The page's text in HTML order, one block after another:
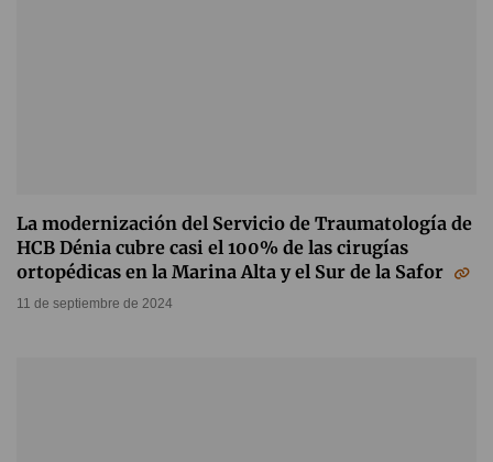
La modernización del Servicio de Traumatología de
HCB Dénia cubre casi el 100% de las cirugías
ortopédicas en la Marina Alta y el Sur de la Safor
11 de septiembre de 2024